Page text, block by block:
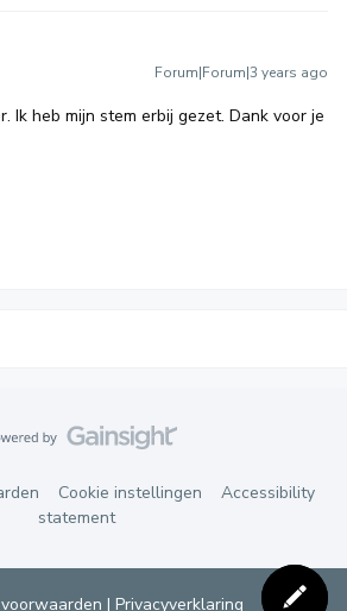
Forum|Forum|3 years ago
Ik heb mijn stem erbij gezet. Dank voor je
Cookie instellingen
Accessibility
statement
| Privacyverklaring